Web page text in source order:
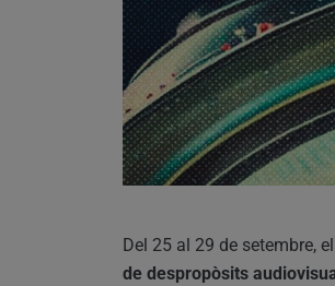
Del 25 al 29 de setembre, el
de despropòsits